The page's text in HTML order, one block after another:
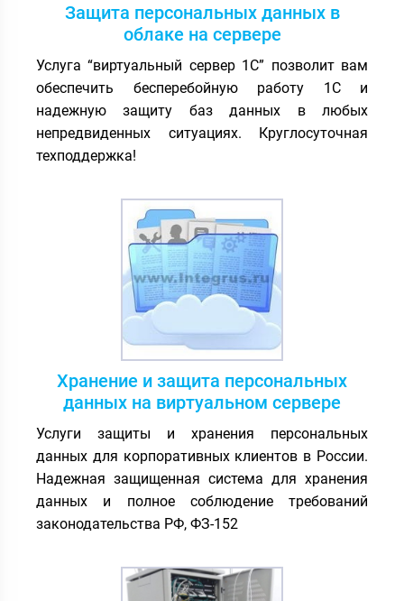
Защита персональных данных в
облаке на сервере
Услуга “виртуальный сервер 1С” позволит вам
обеспечить бесперебойную работу 1С и
надежную защиту баз данных в любых
непредвиденных ситуациях. Круглосуточная
техподдержка!
Хранение и защита персональных
данных на виртуальном сервере
Услуги защиты и хранения персональных
данных для корпоративных клиентов в России.
Надежная защищенная система для хранения
данных и полное соблюдение требований
законодательства РФ, ФЗ-152